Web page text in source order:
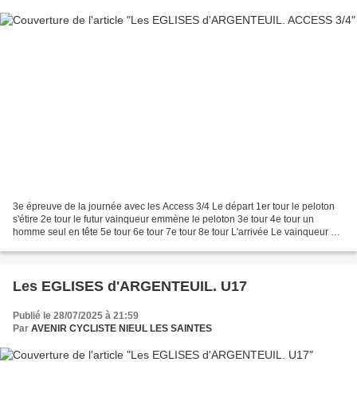
3e épreuve de la journée avec les Access 3/4 Le départ 1er tour le peloton
s'étire 2e tour le futur vainqueur emmène le peloton 3e tour 4e tour un
homme seul en tête 5e tour 6e tour 7e tour 8e tour L'arrivée Le vainqueur Le
Les EGLISES d'ARGENTEUIL. U17
Publié le 28/07/2025 à 21:59
Par AVENIR CYCLISTE NIEUL LES SAINTES